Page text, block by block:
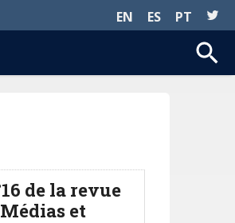
EN ES PT
de la revue
et